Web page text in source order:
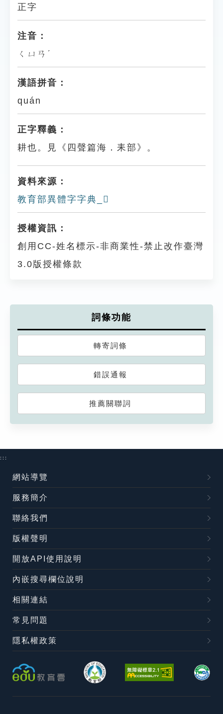
正字
注音：
ㄑㄩㄢˊ
漢語拼音：
quán
正字釋義：
耕也。見《四聲篇海．耒部》。
資料來源：
教育部異體字字典_𦓰
授權資訊：
創用CC-姓名標示-非商業性-禁止改作臺灣
3.0版授權條款
詞條功能
轉寄詞條
錯誤通報
推薦關聯詞
:::
網站導覽
服務簡介
聯絡我們
版權聲明
開放API使用說明
內嵌搜尋欄位說明
相關連結
常見問題
隱私權政策